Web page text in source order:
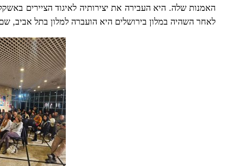
האמנות שלה. היא העבירה את יצירותיה לאיגוד הציירים
לאחר השהיה במלון בירושלים היא הועברה למלון בתל אביב,